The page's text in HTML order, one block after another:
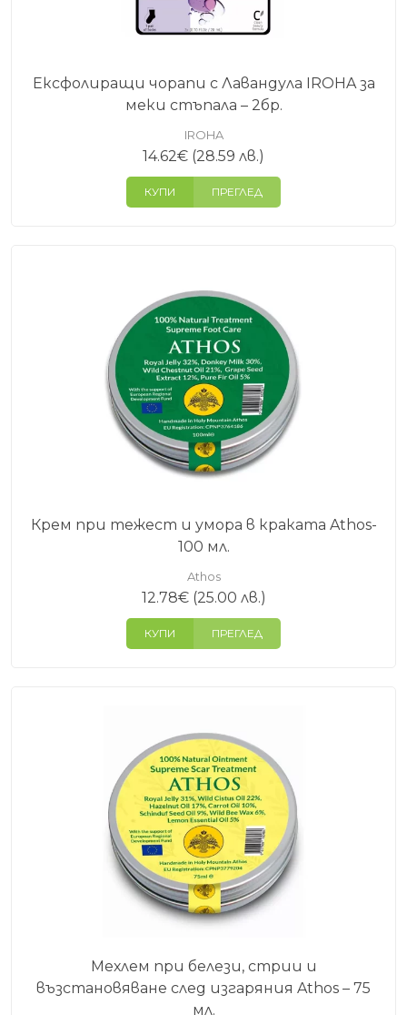
Ексфолиращи чорапи с Лавандула IROHA за
меки стъпала – 2бр.
IROHA
14.62€ (28.59 лв.)
КУПИ ПРЕГЛЕД
Крем при тежест и умора в краката Athos-
100 мл.
Athos
12.78€(25.00 лв.)
КУПИ ПРЕГЛЕД
Мехлем при белези, стрии и
възстановяване след изгаряния Athos – 75
мл.